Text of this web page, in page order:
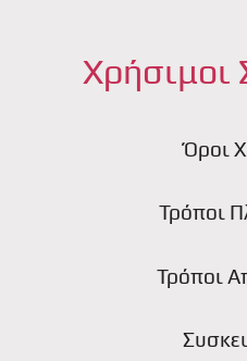
Χρήσιμοι
Όροι
Τρόποι
Τρόποι